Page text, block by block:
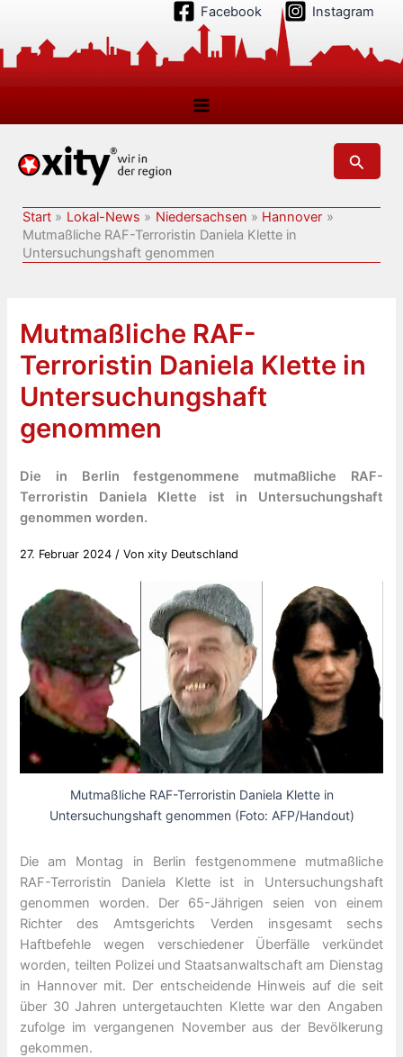
springen
Facebook Instagram
Suchen
Start Lokal-News Niedersachsen
Hannover
Mutmaßliche RAF-Terroristin Daniela Klette in
Untersuchungshaft genommen
Mutmaßliche RAF-
Terroristin Daniela Klette in
Untersuchungshaft
genommen
Die in Berlin festgenommene mutmaßliche RAF-
Terroristin Daniela Klette ist in Untersuchungshaft
genommen worden.
27. Februar 2024 / Vonxity Deutschland
Mutmaßliche RAF-Terroristin Daniela Klette in
Untersuchungshaft genommen (Foto: AFP/Handout)
Die am Montag in Berlin festgenommene mutmaßliche
RAF-Terroristin Daniela Klette ist in Untersuchungshaft
genommen worden. Der 65-Jährigen seien von einem
Richter des Amtsgerichts Verden insgesamt sechs
Haftbefehle wegen verschiedener Überfälle verkündet
worden, teilten Polizei und Staatsanwaltschaft am Dienstag
in Hannover mit. Der entscheidende Hinweis auf die seit
über 30 Jahren untergetauchten Klette war den Angaben
zufolge im vergangenen November aus der Bevölkerung
gekommen.